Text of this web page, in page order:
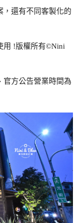
，還有不同客製化的
用 !版權所有©Nini
官方公告營業時間為